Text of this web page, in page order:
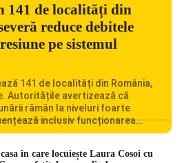
141 de localități din
reduce debitele
pe sistemul
141 de localități din România,
Autoritățile avertizează că
rămân la niveluri foarte
inclusiv funcționarea
România se confruntă
perioade din punct de vedere
[…]
în care locuiește Laura Cosoi cu